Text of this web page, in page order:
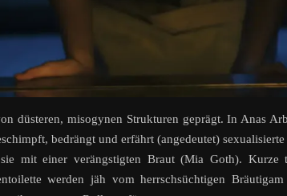
düsteren, misogynen Strukturen geprägt. In Anas
bedrängt und erfährt (angedeutet)
mit einer verängstigten Braut (Mia Goth). Kurze
werden jäh vom herrschsüchtigen